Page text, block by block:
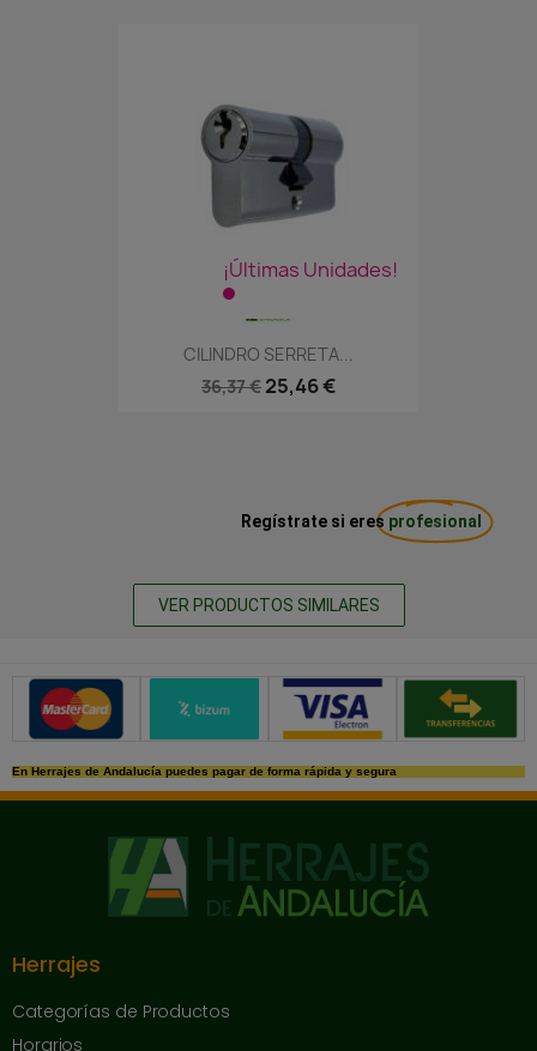
¡Últimas Unidades!
CILINDRO SERRETA...
36,37 € 25,46 €
Regístrate si eres profesional
VER PRODUCTOS SIMILARES
Métodos de pago seguros
En Herrajes de Andalucía puedes pagar de forma rápida y segura
Herrajes
Categorías de Productos
Horarios